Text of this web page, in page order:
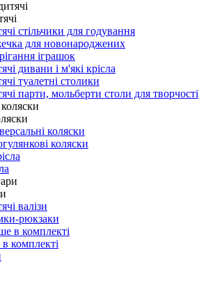
стільчики для годування
для новонароджених
іграшок
дивани і м'які крісла
туалетні столики
парти, мольберти столи для творчості
коляски
коляски
валізи
рюкзаки
комплекті